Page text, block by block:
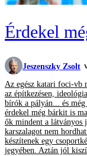
Érdekel
Jeszenszky Zsolt
Az egész katari foci-vb
az építkezésen,
bírók a pályán... és
érdekel még bárkit is
ők mindent a látványos
karszalagot nem
készítenek egy
jegyében. Aztán jól